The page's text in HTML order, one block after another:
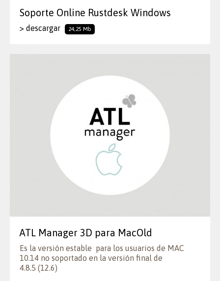
Soporte Online Rustdesk Windows
> descargar 24,25 Mb
ATL Manager 3D para MacOld
Es la versión estable para los usuarios de MAC
10.14 no soportado en la versión final de
4.8.5 (12.6)